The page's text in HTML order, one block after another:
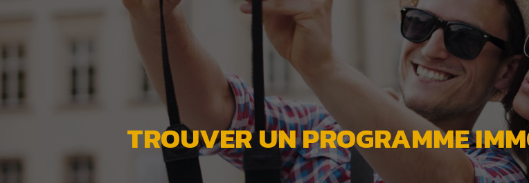
TROUVER UN PROGRAMME